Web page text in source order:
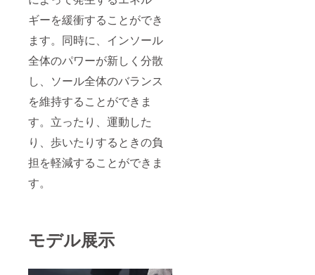
ギーを緩衝することができ
ます。同時に、インソール
全体のパワーが新しく分散
し、ソール全体のバランス
を維持することができま
す。立ったり、運動した
り、歩いたりするときの負
担を軽減することができま
す。
モデル展示